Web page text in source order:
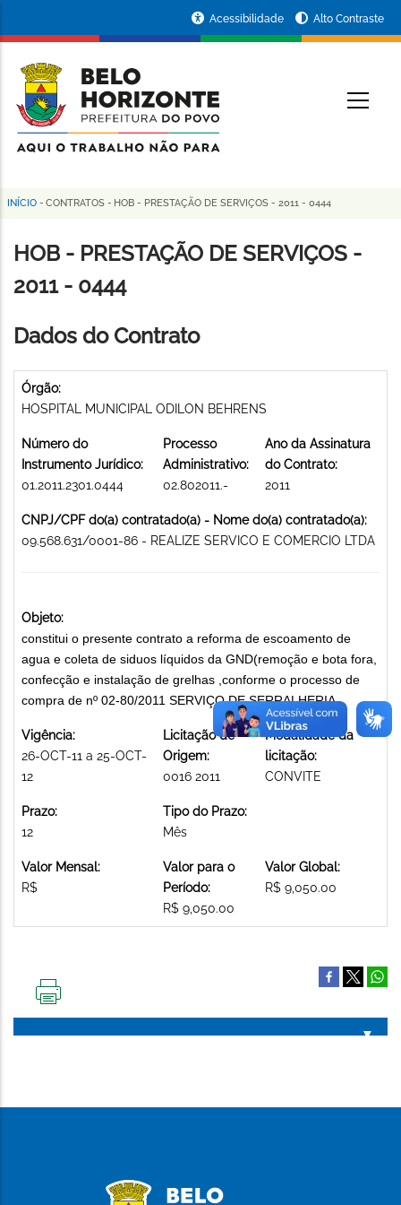
conteúdo
principal
da
Prefeitura
de
Horizonte
Acessibilidade Alto Contraste
Trilha
de
navegação
INÍCIO - CONTRATOS - HOB - PRESTAÇÃO DE SERVIÇOS - 2011 - 0444
HOB - PRESTAÇÃO DE SERVIÇOS -
2011 - 0444
Dados do Contrato
Órgão:
HOSPITAL MUNICIPAL ODILON BEHRENS
Número do
Instrumento Jurídico:
01.2011.2301.0444
Processo
Administrativo:
02.802011.-
Ano da Assinatura
do Contrato:
2011
CNPJ/CPF do(a) contratado(a) - Nome do(a) contratado(a):
09.568.631/0001-86 - REALIZE SERVICO E COMERCIO LTDA
Objeto:
constitui o presente contrato a reforma de escoamento de
agua e coleta de siduos líquidos da GND(remoção e bota fora,
confecção e instalação de grelhas ,conforme o processo de
compra de nº 02-80/2011 SERVIÇO DE SERRALHERIA
Vigência:
26-OCT-11 a 25-OCT-
12
Licitação de
Origem:
0016 2011
Modalidade da
licitação:
CONVITE
Prazo:
12
Tipo do Prazo:
Mês
Valor Mensal:
R$
Valor para o
Período:
R$ 9,050.00
Valor Global:
R$ 9,050.00
PÁGINA